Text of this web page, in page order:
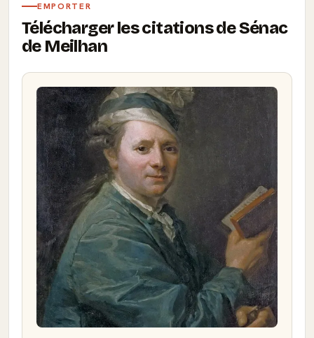
EMPORTER
Télécharger les citations de Sénac
de Meilhan